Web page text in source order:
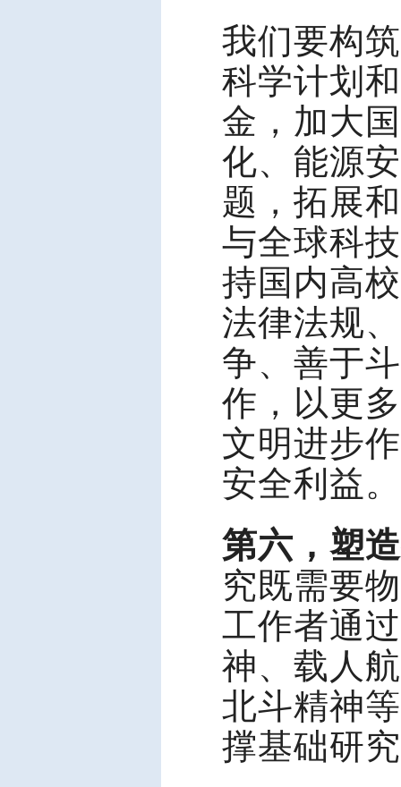
我们要构
科学计划
金，加大
化、能源
题，拓展
与全球科
持国内高
法律法规
争、善于
作，以更
文明进步
安全利益。
第六，塑
究既需要
工作者通
神、载人
北斗精神
撑基础研